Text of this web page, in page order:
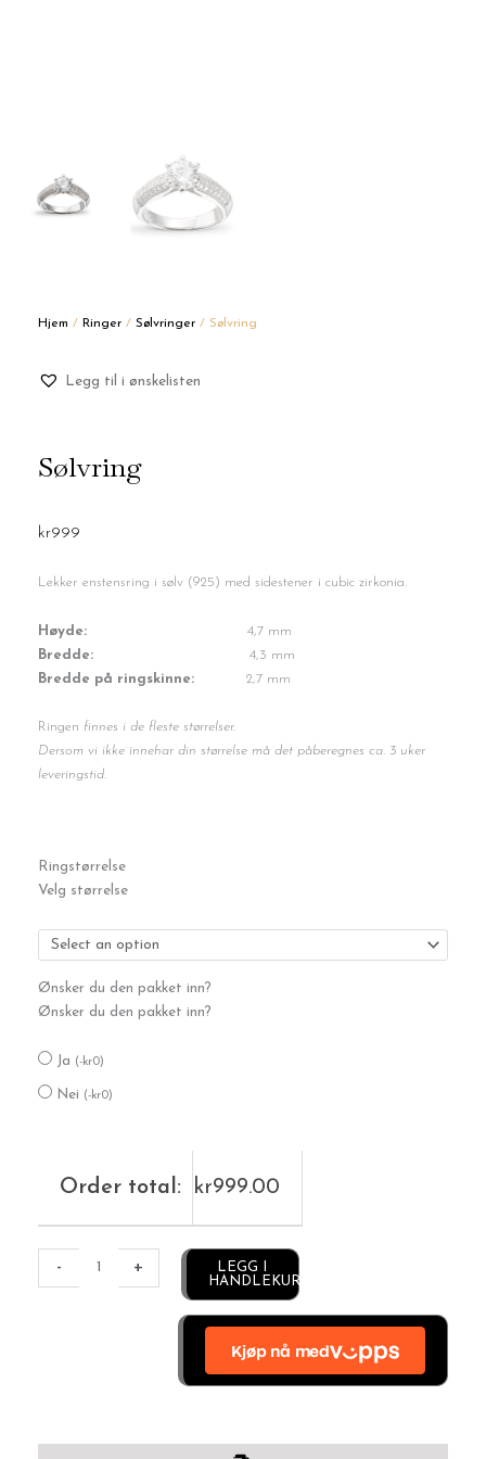
Hjem / Ringer / Sølvringer / Sølvring
Legg til i ønskelisten
Sølvring
kr999
Lekker enstensring i sølv (925) med sidestener i cubic zirkonia.
Høyde:
4,7 mm
Bredde: 4,3 mm
Bredde på ringskinne:
2,7 mm
Ringen finnes i de fleste størrelser.
Dersom vi ikke innehar din størrelse må det påberegnes ca. 3 uker
leveringstid.
Ringstørrelse
Velg størrelse
Ønsker du den pakket inn?
Ønsker du den pakket inn?
Ja (-kr0)
Nei (-kr0)
Order total: kr999.00
-
antall
+
LEGG I
HANDLEKURV